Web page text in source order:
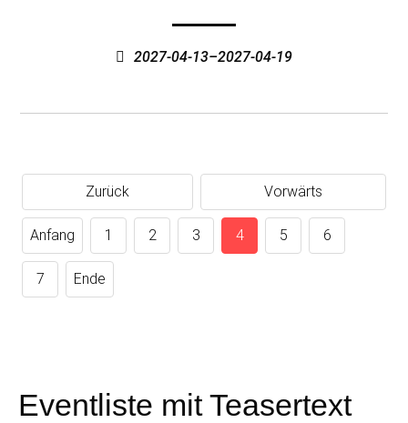
2027-04-13–2027-04-19
Zurück Vorwärts
Anfang 1 2 3 4 5 6
7 Ende
Eventliste mit Teasertext